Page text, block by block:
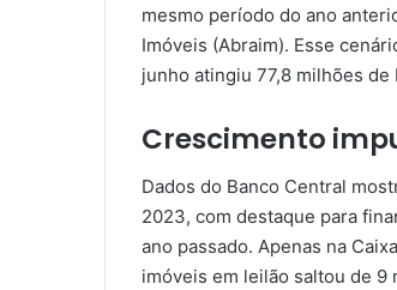
mesmo período do ano
Imóveis (Abraim). Esse
junho atingiu 77,8 milhões
Crescimento
Dados do Banco Central
2023, com destaque para
ano passado. Apenas na
imóveis em leilão saltou de 9